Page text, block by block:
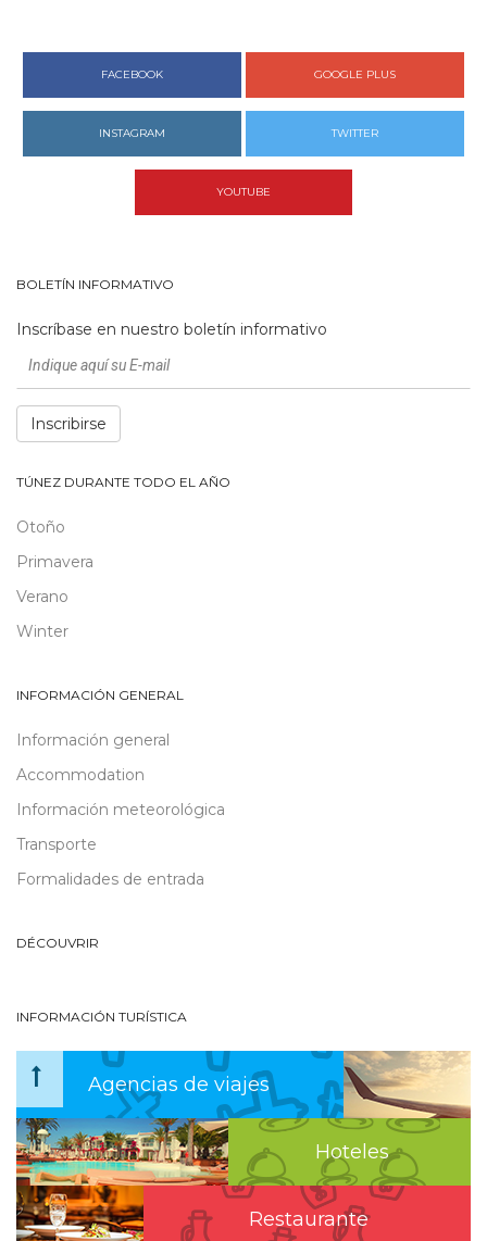
FACEBOOK GOOGLE PLUS
INSTAGRAM TWITTER
YOUTUBE
BOLETÍN INFORMATIVO
Inscríbase en nuestro boletín informativo
Inscribirse
TÚNEZ DURANTE TODO EL AÑO
Otoño
Primavera
Verano
Winter
INFORMACIÓN GENERAL
Información general
Accommodation
Información meteorológica
Transporte
Formalidades de entrada
DÉCOUVRIR
INFORMACIÓN TURÍSTICA
Agencias de viajes
Hoteles
Restaurante